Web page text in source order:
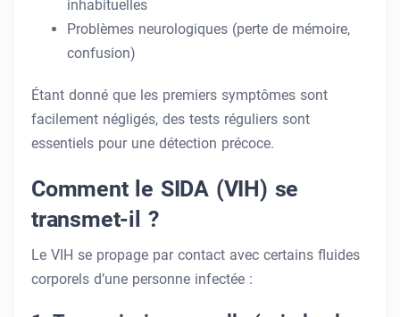
inhabituelles
Problèmes neurologiques (perte de mémoire,
confusion)
Étant donné que les premiers symptômes sont
facilement négligés, des tests réguliers sont
essentiels pour une détection précoce.
Comment le SIDA (VIH) se
transmet-il ?
Le VIH se propage par contact avec certains fluides
corporels d’une personne infectée :